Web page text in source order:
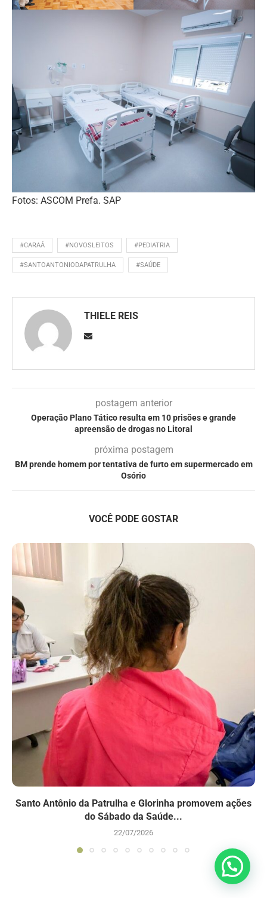
Fotos: ASCOM Prefa. SAP
#CARAÁ #NOVOSLEITOS #PEDIATRIA
#SANTOANTONIODAPATRULHA #SAÚDE
THIELE REIS
postagem anterior
Operação Plano Tático resulta em 10 prisões e grande
apreensão de drogas no Litoral
próxima postagem
BM prende homem por tentativa de furto em supermercado em
Osório
VOCÊ PODE GOSTAR
Santo Antônio da Patrulha e Glorinha promovem ações
do Sábado da Saúde...
22/07/2026